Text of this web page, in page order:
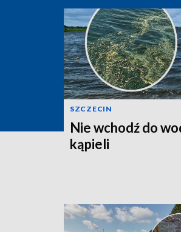
SZCZECIN
Nie wchodź do
kąpieli